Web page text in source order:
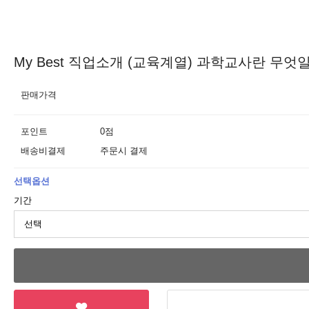
My Best 직업소개 (교육계열) 과학교사란 무엇
판매가격
포인트
0점
배송비결제
주문시 결제
선택옵션
기간